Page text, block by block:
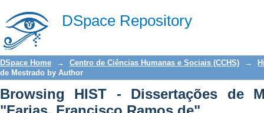
DSpace Repository
Browsing HIST - Dissertações de
de"
DSpace Home → Centro de Ciências Humanas e Sociais (CCHS) →
de Mestrado by Author
Browsing HIST - Dissertações de